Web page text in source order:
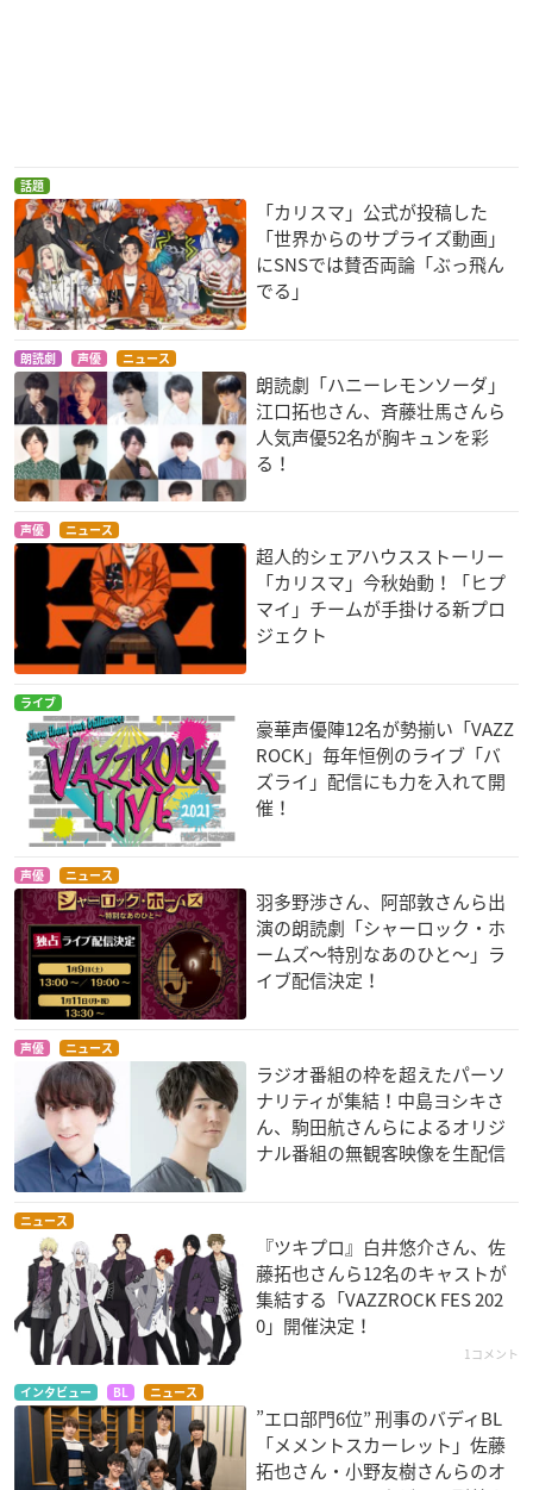
話題
「カリスマ」公式が投稿した
「世界からのサプライズ動画」
にSNSでは賛否両論「ぶっ飛ん
でる」
朗読劇 声優 ニュース
朗読劇「ハニーレモンソーダ」
江口拓也さん、斉藤壮馬さんら
人気声優52名が胸キュンを彩
る！
声優 ニュース
超人的シェアハウスストーリー
「カリスマ」今秋始動！「ヒプ
マイ」チームが手掛ける新プロ
ジェクト
ライブ
豪華声優陣12名が勢揃い「VAZZ
ROCK」毎年恒例のライブ「バ
ズライ」配信にも力を入れて開
催！
声優 ニュース
羽多野渉さん、阿部敦さんら出
演の朗読劇「シャーロック・ホ
ームズ～特別なあのひと～」ラ
イブ配信決定！
声優 ニュース
ラジオ番組の枠を超えたパーソ
ナリティが集結！中島ヨシキさ
ん、駒田航さんらによるオリジ
ナル番組の無観客映像を生配信
ニュース
『ツキプロ』白井悠介さん、佐
藤拓也さんら12名のキャストが
集結する「VAZZROCK FES 202
0」開催決定！
1コメント
インタビュー BL ニュース
”エロ部門6位” 刑事のバディBL
「メメントスカーレット」佐藤
拓也さん・小野友樹さんらのオ